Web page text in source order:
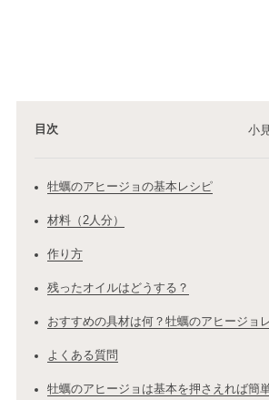
目次 小
牡蠣のアヒージョの基本レシピ
材料（2人分）
作り方
残ったオイルはどうする？
おすすめの具材は何？牡蠣のアヒージョ
よくある質問
牡蠣のアヒージョは基本を押さえれば簡